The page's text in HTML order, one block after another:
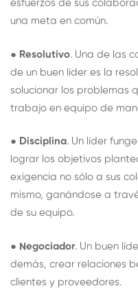
esfuerzos de sus
una meta en común.
● Resolutivo. Una de las
de un buen líder es la
solucionar los problemas
trabajo en equipo de
● Disciplina. Un líder
lograr los objetivos
exigencia no sólo a sus
mismo, ganándose a
de su equipo.
● Negociador. Un buen
demás, crear relaciones
clientes y proveedores.